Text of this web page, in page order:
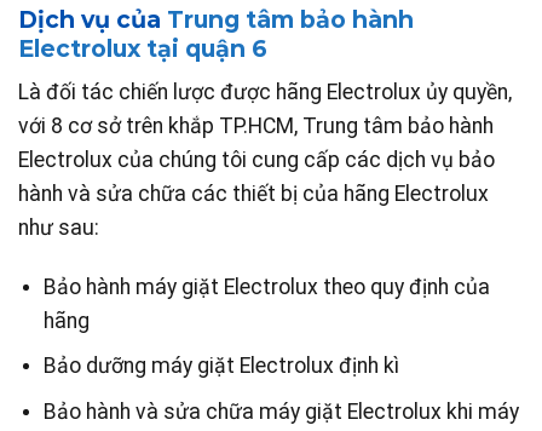
Dịch vụ của Trung tâm bảo hành
Electrolux tại quận 6
Là đối tác chiến lược được hãng Electrolux ủy quyền,
với 8 cơ sở trên khắp TP.HCM, Trung tâm bảo hành
Electrolux của chúng tôi cung cấp các dịch vụ bảo
hành và sửa chữa các thiết bị của hãng Electrolux
như sau:
Bảo hành máy giặt Electrolux theo quy định của
hãng
Bảo dưỡng máy giặt Electrolux định kì
Bảo hành và sửa chữa máy giặt Electrolux khi máy